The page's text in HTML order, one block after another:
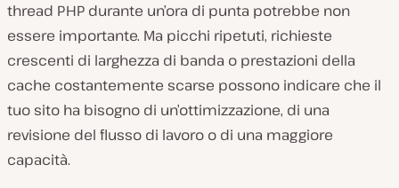
thread PHP durante un’ora di punta potrebbe non
essere importante. Ma picchi ripetuti, richieste
crescenti di larghezza di banda o prestazioni della
cache costantemente scarse possono indicare che il
tuo sito ha bisogno di un’ottimizzazione, di una
revisione del flusso di lavoro o di una maggiore
capacità.